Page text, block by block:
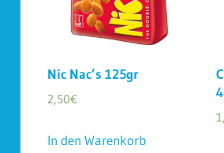
Nic Nac’s 125gr
2,50€
In den Warenkorb